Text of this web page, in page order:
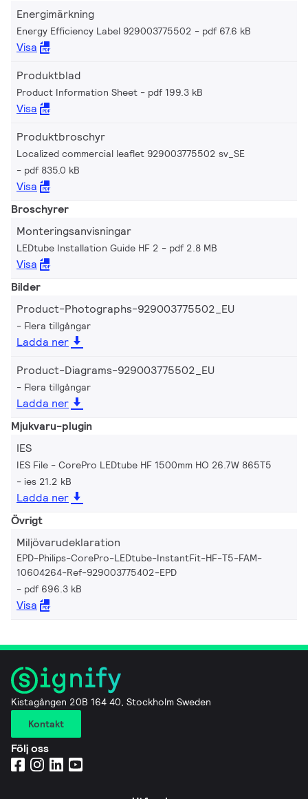
Energimärkning
Energy Efficiency Label 929003775502 pdf 67.6 kB
Visa
Produktblad
Product Information Sheet pdf 199.3 kB
Visa
Produktbroschyr
Localized commercial leaflet 929003775502 sv_SE
pdf 835.0 kB
Visa
Broschyrer
Monteringsanvisningar
LEDtube Installation Guide HF 2 pdf 2.8 MB
Visa
Bilder
Product-Photographs-929003775502_EU
Flera tillgångar
Ladda ner
Product-Diagrams-929003775502_EU
Flera tillgångar
Ladda ner
Mjukvaru-plugin
IES
IES File - CorePro LEDtube HF 1500mm HO 26.7W 865T5
ies 21.2 kB
Ladda ner
Övrigt
Miljövarudeklaration
EPD-Philips-CorePro-LEDtube-InstantFit-HF-T5-FAM-
10604264-Ref-929003775402-EPD
pdf 696.3 kB
Visa
Kistagången 20B 164 40, Stockholm Sweden
Kontakt
Följ oss